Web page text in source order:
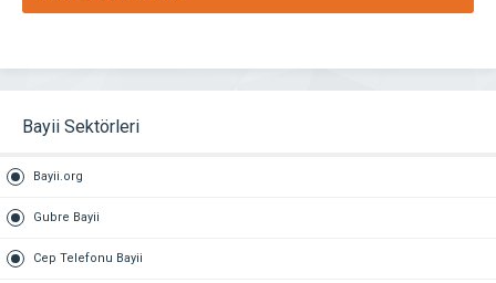
Bayii Sektörleri
Bayii.org
Gubre Bayii
Cep Telefonu Bayii